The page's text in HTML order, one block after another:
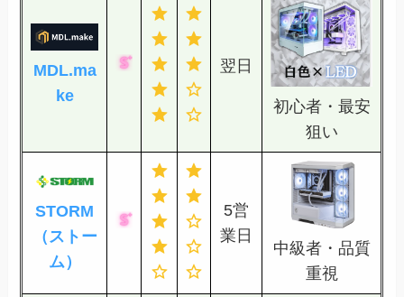
MDL.ma
ke
翌日
初心者・最安
狙い
STORM
（ストー
ム）
5営
業日
中級者・品質
重視